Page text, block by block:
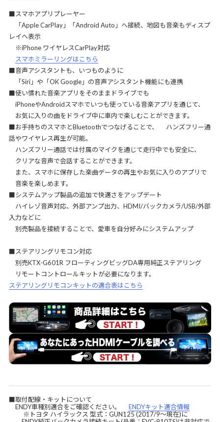
■スマホアプリプレーヤー
「Apple CarPlay」「Android Auto」へ接続、地図も音楽もディスプ
レイへ表示
※iPhone ワイヤレスCarPlay対応
スマホミラーリングはこちら
■音声アシスタントも、いつものように
「Siri」や「OK Google」の音声アシスタント機能にも連携
■使い慣れた音楽アプリをそのままドライブでも
iPhoneやAndroidスマホでいつも使っている音楽アプリを通じて、
お気に入りの曲をドライブ中に車内で楽しむことができます。
■お手持ちのスマホとBluetoothでつなげることで、 ハンズフリー通
話やワイヤレス再生が可能。
ハンズフリー通話では付属のマイクを通じて走行中でも安全に、
クリアな音声で会話することができます。
また、スマホに保存した楽曲データの再生やお気に入りのアプリで
音楽を楽しめます。
■システムアップ製品の追加で快適さをアップデート
ハイレゾ音声対応、外部アンプ出力、HDMI/バックカメラ/USB/外部
入力などに
別売製品を接続することで、愛車を自分好みにシステムアップ
■ステアリングリモコン対応
別売KTX-G601R フローティングビッグDA専用純正ステアリング
リモートコントロールキットが必要になります。
ステアリングリモコンキットの適合表はこちら
■取付配線・キットについて
ENDY車種別適合をご確認ください。 ENDYキット適合情報
※トヨタ ハイラックス 型式：GUN125 (2017/9～現在)に